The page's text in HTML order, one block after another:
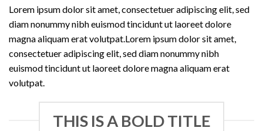
Lorem ipsum dolor sit amet, consectetuer adipiscing elit, sed
diam nonummy nibh euismod tincidunt ut laoreet dolore
magna aliquam erat volutpat.Lorem ipsum dolor sit amet,
consectetuer adipiscing elit, sed diam nonummy nibh
euismod tincidunt ut laoreet dolore magna aliquam erat
volutpat.
THIS IS A BOLD TITLE